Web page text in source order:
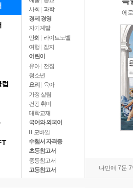
사회 | 과학
경제 경영
자기계발
만화 | 라이트노벨
여행
잡지
어린이
유아 | 전집
청소년
요리
육아
가정 살림
건강 취미
대학교재
국어와 외국어
IT 모바일
수험서 자격증
초등참고서
중등참고서
고등참고서
나민애 7문